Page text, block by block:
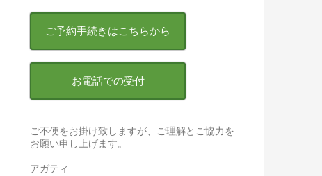
ご予約手続きはこちらから
お電話での受付
ご不便をお掛け致しますが、ご理解とご協力を
お願い申し上げます。
アガティ